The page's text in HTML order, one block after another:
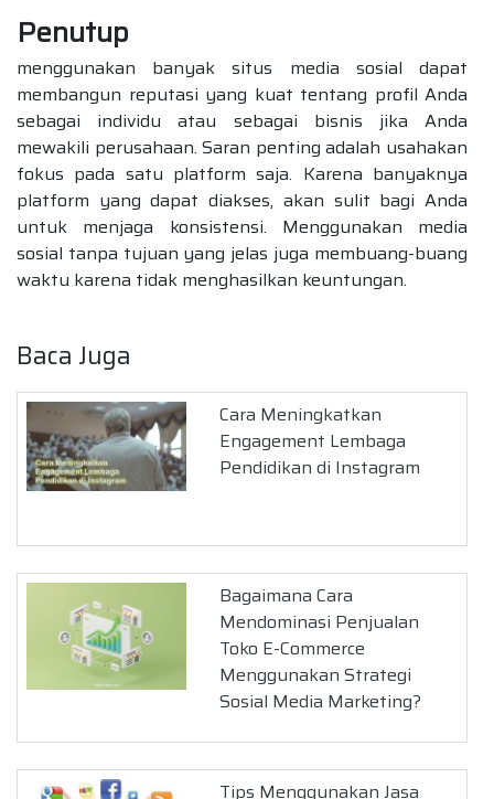
Penutup
menggunakan banyak situs media sosial dapat
membangun reputasi yang kuat tentang profil Anda
sebagai individu atau sebagai bisnis jika Anda
mewakili perusahaan. Saran penting adalah usahakan
fokus pada satu platform saja. Karena banyaknya
platform yang dapat diakses, akan sulit bagi Anda
untuk menjaga konsistensi. Menggunakan media
sosial tanpa tujuan yang jelas juga membuang-buang
waktu karena tidak menghasilkan keuntungan.
Baca Juga
Cara Meningkatkan
Engagement Lembaga
Pendidikan di Instagram
Bagaimana Cara
Mendominasi Penjualan
Toko E-Commerce
Menggunakan Strategi
Sosial Media Marketing?
Tips Menggunakan Jasa